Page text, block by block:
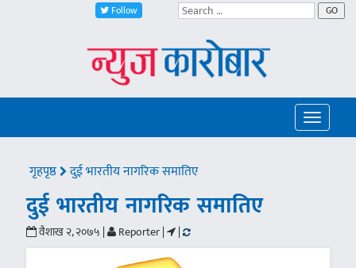
Follow GO
Toggle
गृहपृष्ठ दुई भारतीय नागरिक समातिए
दुई भारतीय नागरिक समातिए
वैशाख २, २०७५ | Reporter | |